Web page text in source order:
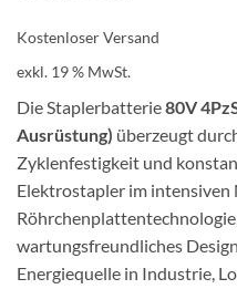
Kostenloser Versand
exkl. 19 % MwSt.
Die Staplerbatterie80V
Ausrüstung) überzeugt
Zyklenfestigkeit und
Elektrostapler im
wartungsfreundliches
Energiequelle in Industrie,